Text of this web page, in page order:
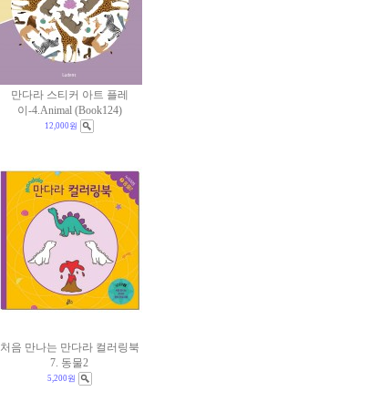
만다라 스티커 아트 플레
이-4.Animal (Book124)
12,000원
처음 만나는 만다라 컬러링북
7. 동물2
5,200원